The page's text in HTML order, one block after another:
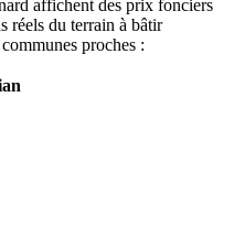
affichent des prix fonciers
réels du terrain à bâtir
proches :